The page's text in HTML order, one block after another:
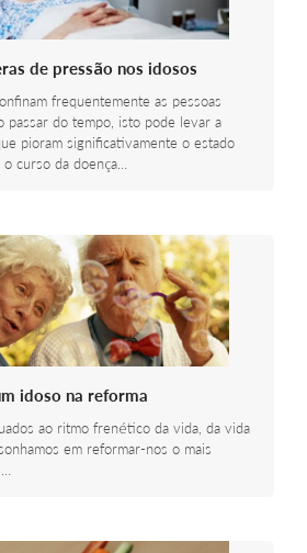
de pressão nos idosos
frequentemente as pessoas
passar do tempo, isto pode levar a
pioram significativamente o estado
curso da doença…
idoso na reforma
ao ritmo frenético da vida, da vida
em reformar-nos o mais